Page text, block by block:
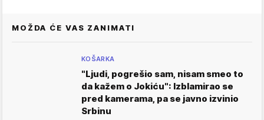
MOŽDA ĆE VAS ZANIMATI
KOŠARKA
"Ljudi, pogrešio sam, nisam smeo to
da kažem o Jokiću": Izblamirao se
pred kamerama, pa se javno izvinio
Srbinu